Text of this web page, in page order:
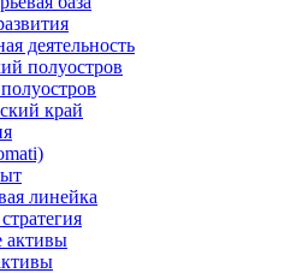
деятельность
полуостров
край
линейка
активы